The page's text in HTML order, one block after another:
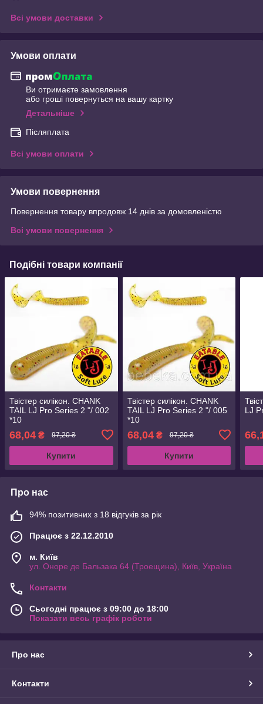
Всі умови доставки
Умови оплати
Ви отримаєте замовлення
або гроші повернуться на вашу картку
Детальніше
Післяплата
Всі умови оплати
Умови повернення
Повернення товару впродовж 14 днів за домовленістю
Всі умови повернення
Подібні товари компанії
Твістер силікон. CHANK
TAIL LJ Pro Series 2 "/ 002
*10
68,04 ₴ 97,20 ₴
Купити
Твістер силікон. CHANK
TAIL LJ Pro Series 2 "/ 005
*10
68,04₴ 97,20 ₴
Купити
LJ
Про нас
94% позитивних з 18 відгуків за рік
Працює з 22.12.2010
м. Київ
ул. Оноре де Бальзака 64 (Троещина), Київ, Україна
Контакти
Сьогодні працює з 09:00 до 18:00
Показати весь графік роботи
Про нас
Контакти